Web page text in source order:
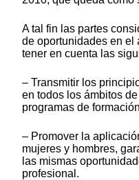
A tal fin las partes
de oportunidades en el
tener en cuenta las
– Transmitir los
en todos los ámbitos
programas de
– Promover la
mujeres y hombres,
las mismas
profesional.